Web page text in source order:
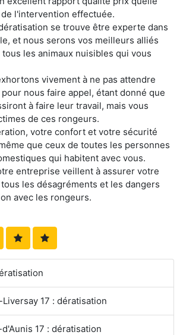
l'intervention effectuée.
se trouve être experte dans
et nous serons vos meilleurs alliés
les animaux nuisibles qui vous
vivement à ne pas attendre
nous faire appel, étant donné que
à faire leur travail, mais vous
de ces rongeurs.
votre confort et votre sécurité
que ceux de toutes les personnes
qui habitent avec vous.
entreprise veillent à assurer votre
les désagréments et les dangers
avec les rongeurs.
17 : dératisation
17 : dératisation